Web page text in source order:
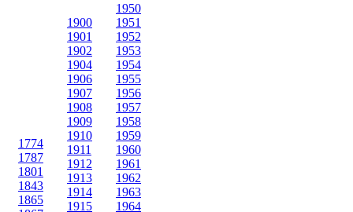
1774
1787
1801
1843
1865
1900
1901
1902
1904
1906
1907
1908
1909
1910
1911
1912
1913
1914
1915
1950
1951
1952
1953
1954
1955
1956
1957
1958
1959
1960
1961
1962
1963
1964